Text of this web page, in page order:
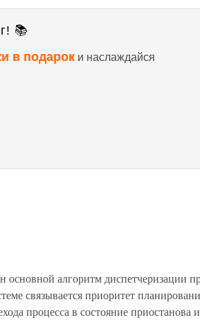
📚
в подарок и наслаждайся
алгоритм диспетчеризации
связывается приоритет
процесса в состояние приостанова и